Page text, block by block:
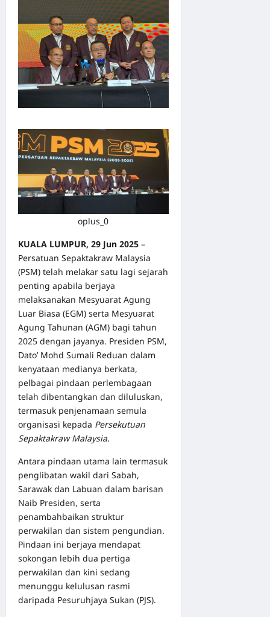
oplus_0
KUALA LUMPUR, 29 Jun 2025 –
Persatuan Sepaktakraw Malaysia
(PSM) telah melakar satu lagi sejarah
penting apabila berjaya
melaksanakan Mesyuarat Agung
Luar Biasa (EGM) serta Mesyuarat
Agung Tahunan (AGM) bagi tahun
2025 dengan jayanya. Presiden PSM,
Dato’ Mohd Sumali Reduan dalam
kenyataan medianya berkata,
pelbagai pindaan perlembagaan
telah dibentangkan dan diluluskan,
termasuk penjenamaan semula
organisasi kepada Persekutuan
Sepaktakraw Malaysia.
Antara pindaan utama lain termasuk
penglibatan wakil dari Sabah,
Sarawak dan Labuan dalam barisan
Naib Presiden, serta
penambahbaikan struktur
perwakilan dan sistem pengundian.
Pindaan ini berjaya mendapat
sokongan lebih dua pertiga
perwakilan dan kini sedang
menunggu kelulusan rasmi
daripada Pesuruhjaya Sukan (PJS).